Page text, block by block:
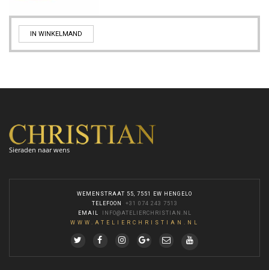
IN WINKELMAND
Sieraden naar wens
WEMENSTRAAT 55, 7551 EW HENGELO
TELEFOON
+31 074 243 7513
EMAIL
INFO@ATELIERCHRISTIAN.NL
WWW.ATELIERCHRISTIAN.NL